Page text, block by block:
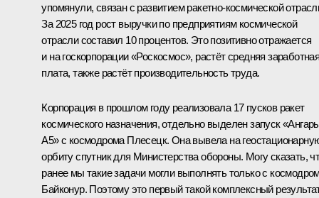
упомянули, связан с развитием ракетно-космической
За 2025 год рост выручки по предприятиям космической
отрасли составил 10 процентов. Это позитивно отражается
и на госкорпорации «Роскосмос», растёт средняя
плата, также растёт производительность труда.
Корпорация в прошлом году реализовала 17 пусков ракет
космического назначения, отдельно выделен запуск
А5» с космодрома Плесецк. Она вывела на
орбиту спутник для Министерства обороны. Могу сказать,
ранее мы такие задачи могли выполнять только с
Байконур. Поэтому это первый такой комплексный